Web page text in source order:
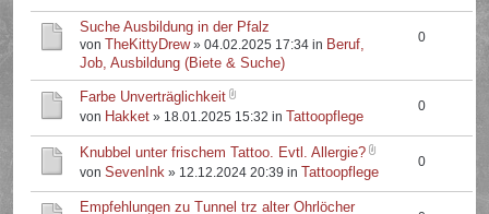
Suche Ausbildung in der Pfalz
von TheKittyDrew» 04.02.2025 17:34 in Beruf,
Job, Ausbildung (Biete & Suche)
0
Farbe Unverträglichkeit
von Hakket » 18.01.2025 15:32 in Tattoopflege
0
Knubbel unter frischem Tattoo. Evtl. Allergie?
vonSevenInk » 12.12.2024 20:39 in Tattoopflege
0
Empfehlungen zu Tunnel trz alter Ohrlöcher